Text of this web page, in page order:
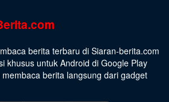
berita terbaru di Siaran-berita.com
khusus untuk Android di Google Play
berita langsung dari gadget